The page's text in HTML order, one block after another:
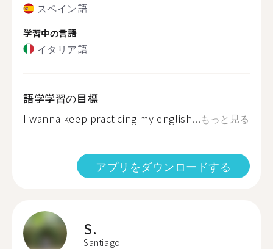
スペイン語
学習中の言語
イタリア語
語学学習の目標
I wanna keep practicing my english...もっと見る
アプリをダウンロードする
S.
Santiago